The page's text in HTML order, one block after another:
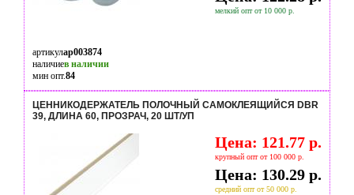
мелкий опт от 10 000 р.
артикулap003874
наличиев наличии
мин опт.84
ЦЕННИКОДЕРЖАТЕЛЬ ПОЛОЧНЫЙ САМОКЛЕЯЩИЙСЯ DBR
39, ДЛИНА 60, ПРОЗРАЧ, 20 ШТ/УП
Цена: 121.77 р.
крупный опт от 100 000 р.
Цена: 130.29 р.
средний опт от 50 000 р.